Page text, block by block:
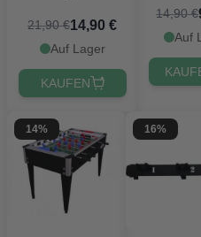
21,90 €14,90 €
Auf Lager
KAUFEN
2x
14,90 €
Auf
14% 16%